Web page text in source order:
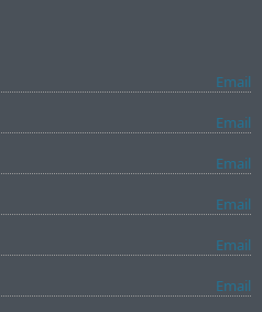
Email
Email
Email
Email
Email
Email